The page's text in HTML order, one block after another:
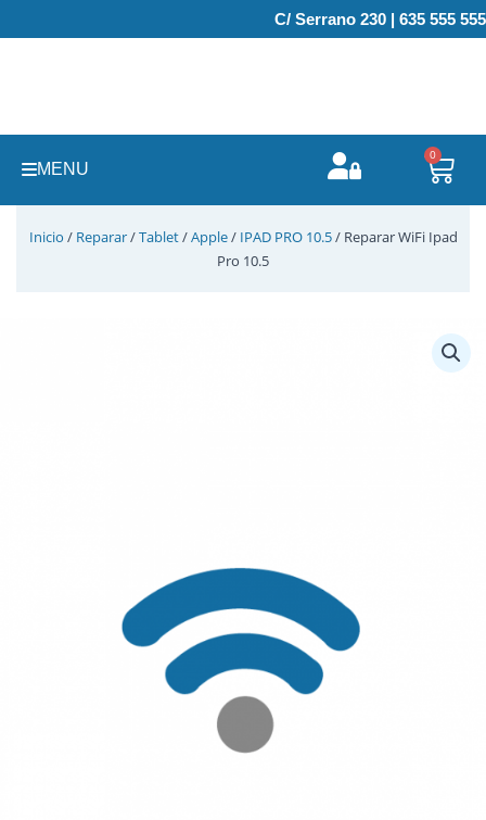
al
C/ Serrano 230 | 635 555 555
MENU
0
Inicio / Reparar/Tablet/Apple/ IPAD PRO 10.5/ Reparar WiFi Ipad
Pro 10.5